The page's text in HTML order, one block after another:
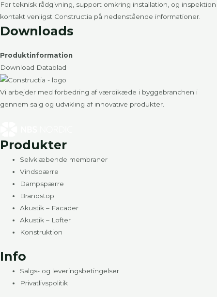
For teknisk rådgivning, support omkring installation, og inspektion
kontakt venligst Constructia på nedenstående informationer.
Downloads
Produktinformation
Download Datablad
Vi arbejder med forbedring af værdikæde i byggebranchen i
gennem salg og udvikling af innovative produkter.
Produkter
Selvklæbende membraner
Vindspærre
Dampspærre
Brandstop
Akustik – Facader
Akustik – Lofter
Konstruktion
Info
Salgs- og leveringsbetingelser
Privatlivspolitik